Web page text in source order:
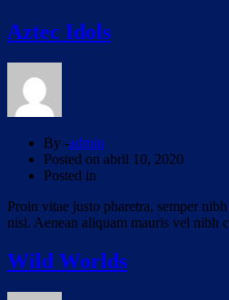
Aztec Idols
By -admin
Posted on abril 10, 2020
Posted in
Proin vitae justo pharetra, semper
nisl. Aenean aliquam mauris vel nibh
Wild Worlds